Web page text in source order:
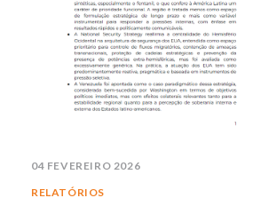
04 FEVEREIRO 2026
RELATÓRIOS